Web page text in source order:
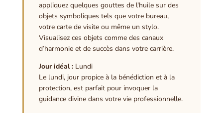
appliquez quelques gouttes de l'huile sur des
objets symboliques tels que votre bureau,
votre carte de visite ou même un stylo.
Visualisez ces objets comme des canaux
d’harmonie et de succès dans votre carrière.
Jour idéal : Lundi
Le lundi, jour propice à la bénédiction et à la
protection, est parfait pour invoquer la
guidance divine dans votre vie professionnelle.